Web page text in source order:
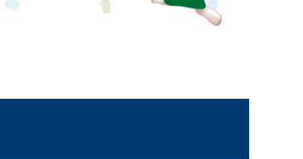
ワイン俱楽部
日本酒探求部